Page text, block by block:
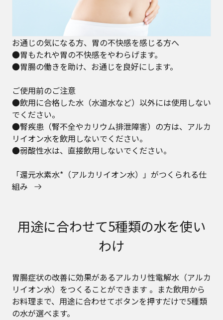
お通じの気になる方、胃の不快感を感じる方へ
●胃もたれや胃の不快感をやわらげます。
●胃腸の働きを助け、お通じを良好にします。
ご使用前のご注意
●飲用に合格した水（水道水など）以外には使用しない
でください。
●腎疾患（腎不全やカリウム排泄障害）の方は、アルカ
リイオン水を飲用しないでください。
●弱酸性水は、直接飲用しないでください。
「還元水素水*（アルカリイオン水）」がつくられる仕
組み
用途に合わせて5種類の水を使い
わけ
胃腸症状の改善に効果があるアルカリ性電解水（アルカ
リイオン水）をつくることができます 。また飲用から
お料理まで、用途に合わせてボタンを押すだけで5種類
の水が選べます。